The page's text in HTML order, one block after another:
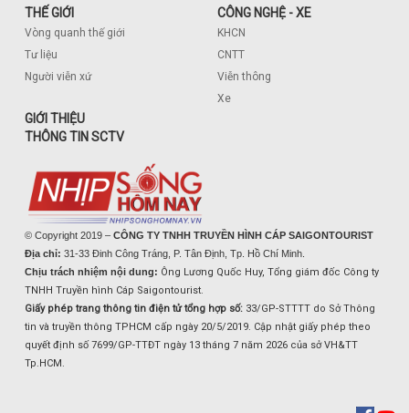
THẾ GIỚI
Vòng quanh thế giới
Tư liệu
Người viễn xứ
CÔNG NGHỆ - XE
KHCN
CNTT
Viễn thông
Xe
GIỚI THIỆU
THÔNG TIN SCTV
© Copyright 2019 – CÔNG TY TNHH TRUYỀN HÌNH CÁP SAIGONTOURIST
Địa chỉ: 31-33 Đinh Công Tráng, P. Tân Định, Tp. Hồ Chí Minh.
Chịu trách nhiệm nội dung: Ông Lương Quốc Huy, Tổng giám đốc Công ty
TNHH Truyền hình Cáp Saigontourist.
Giấy phép trang thông tin điện tử tổng hợp số: 33/GP-STTTT do Sở Thông
tin và truyền thông TPHCM cấp ngày 20/5/2019. Cập nhật giấy phép theo
quyết định số 7699/GP-TTĐT ngày 13 tháng 7 năm 2026 của sở VH&TT
Tp.HCM.